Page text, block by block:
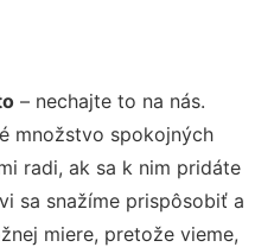
– nechajte to na nás.
množstvo spokojných
radi, ak sa k nim pridáte
sa snažíme prispôsobiť a
miere, pretože vieme,